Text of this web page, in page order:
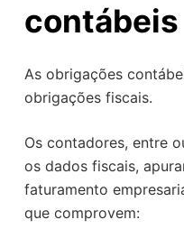
contábeis
As obrigações
obrigações fiscais.
Os contadores, entre
os dados fiscais,
faturamento
que comprovem: